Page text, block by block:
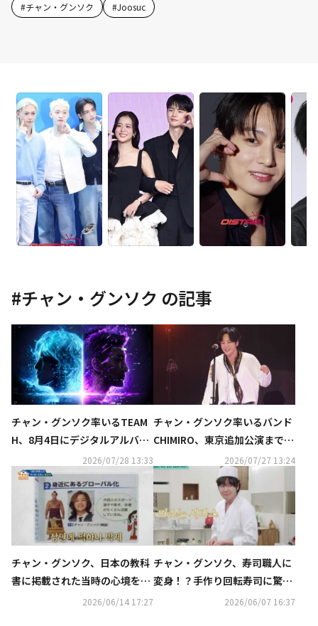
#チャン・グンソク #Joosuc
#チャン・グンソク の記事
チャン・グンソク率いるTEAM
H、8月4日にデジタルアルバム
「DAWN AFTER DARK」配信リ
リース決定
2026/07/28 13:33
チャン・グンソク率いるバンド
CHIMIRO、東京追加公演まで完
走！TEAM HのZepp Haneda公
2026/07/27 13:24
チャン・グンソク、日本の教科
書に掲載された当時の心境を告
白「信じられなかった」
2026/06/14 17:27
チャン・グンソク、寿司職人に
変身！？手作り回転寿司に驚き
2026/06/07 16:37